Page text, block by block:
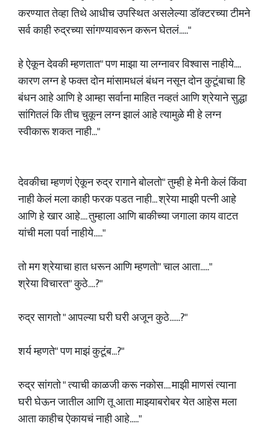
करण्यात तेव्हा तिथे आधीच उपस्थित असलेल्या डॉक्टरच्या टीमने
सर्व काही रुद्रच्या सांगण्यावरून करून घेतलं....."
हे ऐकून देवकी म्हणतात" पण माझा या लग्नावर विश्वास नाहीये....
कारण लग्न हे फक्त दोन मांसामधलं बंधन नसून दोन कुटूंबाचा हि
बंधन आहे आणि हे आम्हा सर्वाना माहित नव्हतं आणि श्रेयाने सुद्धा
सांगितलं कि तीच चुकून लग्न झालं आहे त्यामुळे मी हे लग्न
स्वीकारू शकत नाही..."
देवकीचा म्हणणं ऐकून रुद्र रागाने बोलतो" तुम्ही हे मेनी केलं किंवा
नाही केलं मला काही फरक पडत नाही... श्रेया माझी पत्नी आहे
आणि हे खार आहे.... तुम्हाला आणि बाकीच्या जगाला काय वाटत
यांची मला पर्वा नाहीये....."
तो मग श्रेयाचा हात धरून आणि म्हणतो" चाल आता....."
श्रेया विचारत" कुठे....?"
रुद्र सागतो " आपल्या घरी घरी अजून कुठे......?"
शर्य म्हणते" पण माझं कुटूंब...?"
रुद्र सांगतो " त्याची काळजी करू नकोस.... माझी माणसं त्याना
घरी घेऊन जातील आणि तू आता माझ्याबरोबर येत आहेस मला
आता काहीच ऐकायचं नाही आहे....."